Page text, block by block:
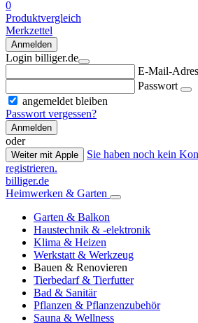
0
Produktvergleich
Merkzettel
Anmelden
Login billiger.de
E-Mail-
Passwort
angemeldet bleiben
Passwort vergessen?
Anmelden
oder
Weiter mit Apple
Sie haben noch kein
registrieren.
billiger.de
Heimwerken & Garten
Garten & Balkon
Haustechnik & -elektronik
Klima & Heizen
Werkstatt & Werkzeug
Bauen & Renovieren
Tierbedarf & Tierfutter
Bad & Sanitär
Pflanzen & Pflanzenzubehör
Sauna & Wellness